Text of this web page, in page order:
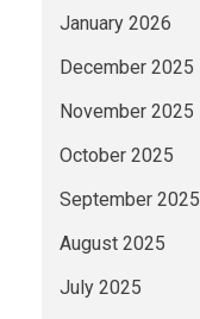
January 2026
December 2025
November 2025
October 2025
September 2025
August 2025
July 2025